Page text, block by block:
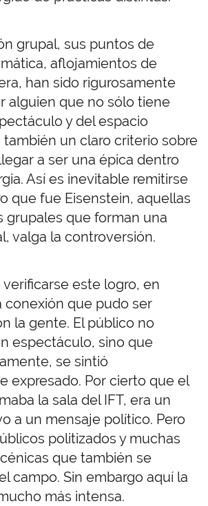
grupal, sus puntos de
aflojamientos de
han sido rigurosamente
alguien que no sólo tiene
y del espacio
un claro criterio sobre
a ser una épica dentro
Así es inevitable remitirse
que fue Eisenstein, aquellas
grupales que forman una
valga la controversión.
este logro, en
conexión que pudo ser
la gente. El público no
espectáculo, sino que
se sintió
expresado. Por cierto que el
la sala del IFT, era un
a un mensaje político. Pero
politizados y muchas
que también se
campo. Sin embargo aquí la
más intensa.